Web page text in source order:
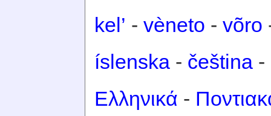
kel’ - vèneto - võro
íslenska - čeština -
Ελληνικά -